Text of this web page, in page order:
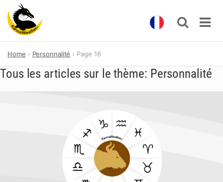
content
Home Personnalité Page 16
Tous les articles sur le thème: Personnalité